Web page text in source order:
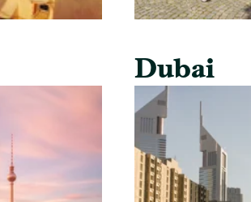
Dubai